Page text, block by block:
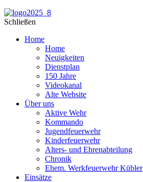
Schließen
Home
Home
Neuigkeiten
Dienstplan
150 Jahre
Videokanal
Alte Website
Über uns
Aktive Wehr
Kommando
Jugendfeuerwehr
Kinderfeuerwehr
Alters- und Ehrenabteilung
Chronik
Ehem. Werkfeuerwehr Kübler
Einsätze